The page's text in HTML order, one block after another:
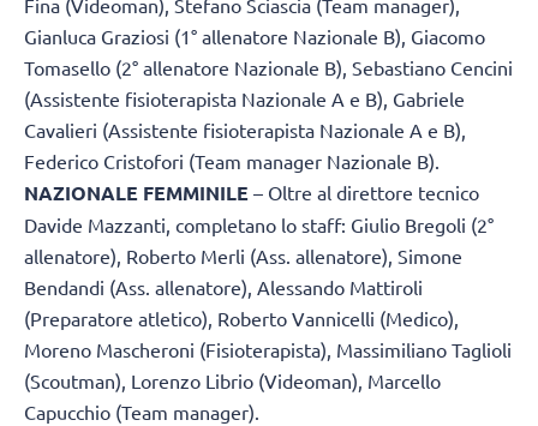
Fina (Videoman), Stefano Sciascia (Team manager),
Gianluca Graziosi (1° allenatore Nazionale B), Giacomo
Tomasello (2° allenatore Nazionale B), Sebastiano Cencini
(Assistente fisioterapista Nazionale A e B), Gabriele
Cavalieri (Assistente fisioterapista Nazionale A e B),
Federico Cristofori (Team manager Nazionale B).
NAZIONALE FEMMINILE – Oltre al direttore tecnico
Davide Mazzanti, completano lo staff: Giulio Bregoli (2°
allenatore), Roberto Merli (Ass. allenatore), Simone
Bendandi (Ass. allenatore), Alessando Mattiroli
(Preparatore atletico), Roberto Vannicelli (Medico),
Moreno Mascheroni (Fisioterapista), Massimiliano Taglioli
(Scoutman), Lorenzo Librio (Videoman), Marcello
Capucchio (Team manager).